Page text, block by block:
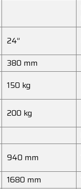
24”
380 mm
150 kg
200 kg
940 mm
1680 mm